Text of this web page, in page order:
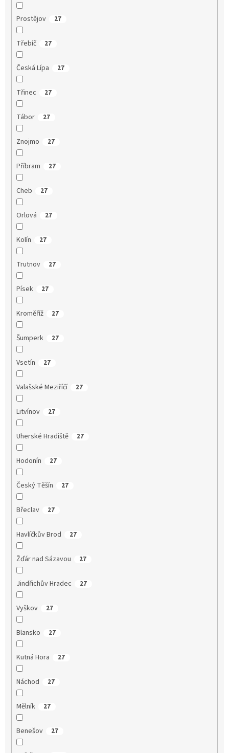
Prostějov 27
Třebíč 27
Česká Lípa 27
Třinec 27
Tábor 27
Znojmo 27
Příbram 27
Cheb 27
Orlová 27
Kolín 27
Trutnov 27
Písek 27
Kroměříž 27
Šumperk 27
Vsetín 27
Valašské Meziříčí 27
Litvínov 27
Uherské Hradiště 27
Hodonín 27
Český Těšín 27
Břeclav 27
Havlíčkův Brod 27
Žďár nad Sázavou 27
Jindřichův Hradec 27
Vyškov 27
Blansko 27
Kutná Hora 27
Náchod 27
Mělník 27
Benešov 27